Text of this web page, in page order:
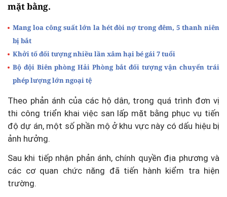
mặt bằng.
Mang loa công suất lớn la hét đòi nợ trong đêm, 5 thanh niên
bị bắt
Khởi tố đối tượng nhiều lần xâm hại bé gái 7 tuổi
Bộ đội Biên phòng Hải Phòng bắt đối tượng vận chuyển trái
phép lượng lớn ngoại tệ
Theo phản ánh của các hộ dân, trong quá trình đơn vị
thi công triển khai việc san lấp mặt bằng phục vụ tiến
độ dự án, một số phần mộ ở khu vực này có dấu hiệu bị
ảnh hưởng.
Sau khi tiếp nhận phản ánh, chính quyền địa phương và
các cơ quan chức năng đã tiến hành kiểm tra hiện
trường.